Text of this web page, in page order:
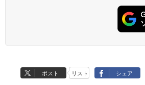
ポスト リスト シェア